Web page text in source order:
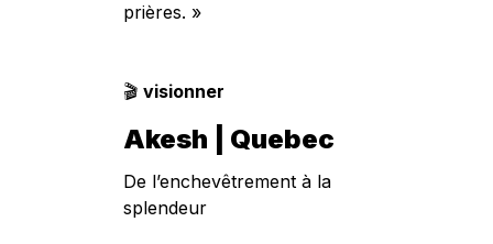
prières. »
🎬 visionner
Akesh Quebec
De l’enchevêtrement à la
splendeur